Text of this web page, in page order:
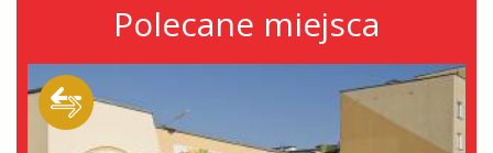
Polecane miejsca